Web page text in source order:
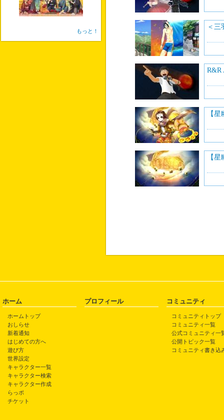
＜三
R&R
【
【
もっと！
ホーム
ホームトップ
おしらせ
新着通知
はじめての方へ
遊び方
世界設定
キャラクター一覧
キャラクター検索
キャラクター作成
らっポ
チケット
プロフィール コミュニティ
コミュニティトップ
コミュニティ一覧
公式コミュニティ一
公開トピック一覧
コミュニティ書き込